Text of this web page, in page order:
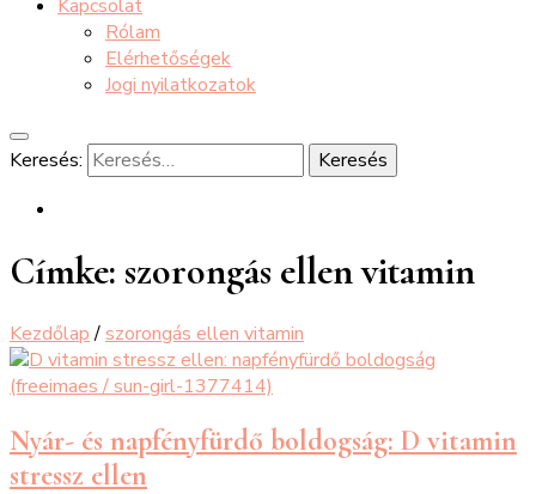
Kapcsolat
Rólam
Elérhetőségek
Jogi nyilatkozatok
Keresés:
Címke: szorongás ellen vitamin
Kezdőlap /szorongás ellen vitamin
Nyár- és napfényfürdő boldogság: D vitamin
stressz ellen